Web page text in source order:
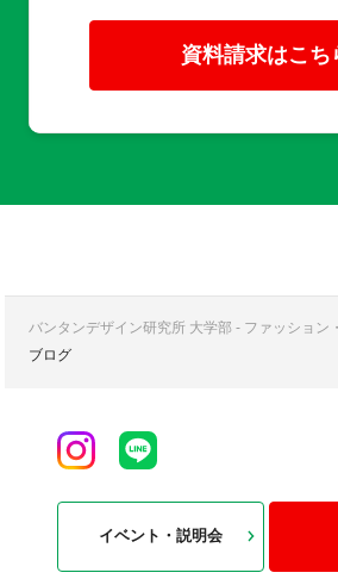
資料請求はこち
バンタンデザイン研究所 大学部 - ファッショ
ブログ
イベント・説明会